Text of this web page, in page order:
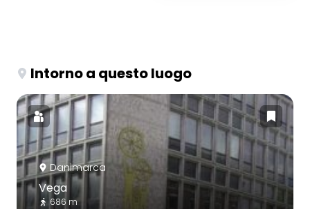
Intorno a questo luogo
Danimarca
Vega
686 m